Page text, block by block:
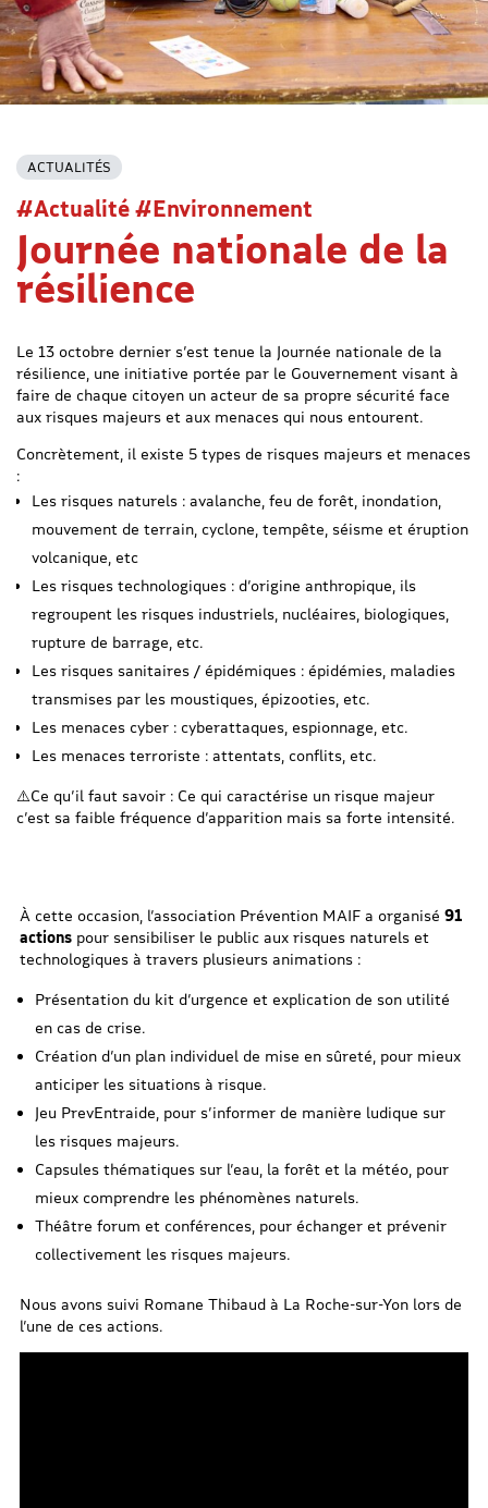
ACTUALITÉS
#Actualité #Environnement
Journée nationale de la
résilience
Le 13 octobre dernier s’est tenue la Journée nationale de la
résilience, une initiative portée par le Gouvernement visant à
faire de chaque citoyen un acteur de sa propre sécurité face
aux risques majeurs et aux menaces qui nous entourent.
Concrètement, il existe 5 types de risques majeurs et menaces
:
Les risques naturels : avalanche, feu de forêt, inondation,
mouvement de terrain, cyclone, tempête, séisme et éruption
volcanique, etc
Les risques technologiques : d’origine anthropique, ils
regroupent les risques industriels, nucléaires, biologiques,
rupture de barrage, etc.
Les risques sanitaires / épidémiques : épidémies, maladies
transmises par les moustiques, épizooties, etc.
Les menaces cyber : cyberattaques, espionnage, etc.
Les menaces terroriste : attentats, conflits, etc.
⚠️Ce qu’il faut savoir : Ce qui caractérise un risque majeur
c’est sa faible fréquence d’apparition mais sa forte intensité.
À cette occasion, l’association Prévention MAIF a organisé 91
actions pour sensibiliser le public aux risques naturels et
technologiques à travers plusieurs animations :
Présentation du kit d’urgence et explication de son utilité
en cas de crise.
Création d’un plan individuel de mise en sûreté, pour mieux
anticiper les situations à risque.
Jeu PrevEntraide, pour s’informer de manière ludique sur
les risques majeurs.
Capsules thématiques sur l’eau, la forêt et la météo, pour
mieux comprendre les phénomènes naturels.
Théâtre forum et conférences, pour échanger et prévenir
collectivement les risques majeurs.
Nous avons suivi Romane Thibaud à La Roche-sur-Yon lors de
l’une de ces actions.